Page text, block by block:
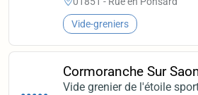
Vide-greniers
Cormoranche Sur
Vide grenier de l'étoile